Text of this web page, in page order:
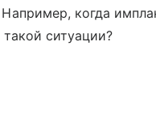
когда
ситуации?